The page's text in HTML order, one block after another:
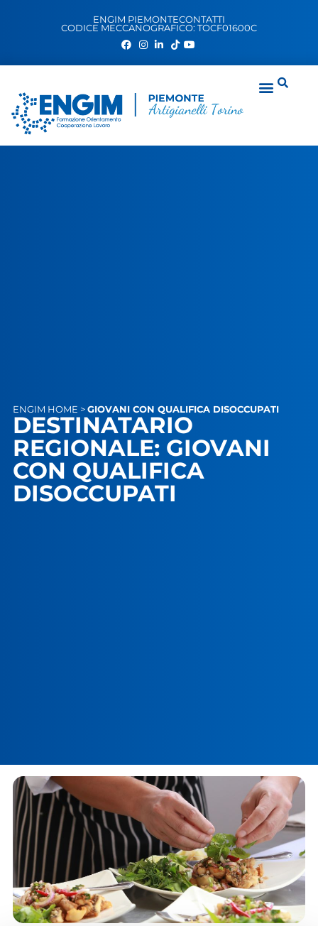
ENGIM PIEMONTECONTATTI
CODICE MECCANOGRAFICO: TOCF01600C
ENGIM HOME > GIOVANI CON QUALIFICA DISOCCUPATI
DESTINATARIO
REGIONALE: GIOVANI
CON QUALIFICA
DISOCCUPATI